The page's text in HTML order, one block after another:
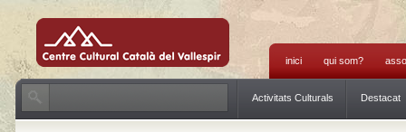
inici qui som?
Activitats Culturals Destacat